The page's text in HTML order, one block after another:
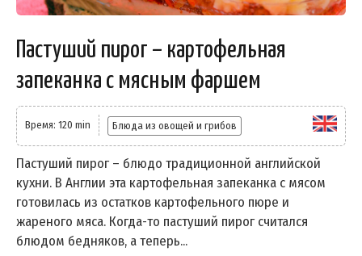
Пастуший пирог – картофельная
запеканка с мясным фаршем
Время: 120 min Блюда из овощей и грибов
Пастуший пирог – блюдо традиционной английской
кухни. В Англии эта картофельная запеканка с мясом
готовилась из остатков картофельного пюре и
жареного мяса. Когда-то пастуший пирог считался
блюдом бедняков, а теперь...